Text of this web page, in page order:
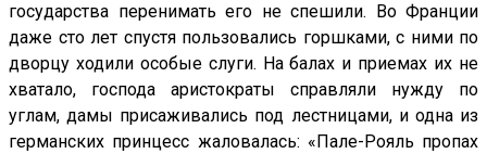
государства перенимать его не спешили. Во Франции
даже сто лет спустя пользовались горшками, с ними по
дворцу ходили особые слуги. На балах и приемах их не
хватало, господа аристократы справляли нужду по
углам, дамы присаживались под лестницами, и одна из
германских принцесс жаловалась: «Пале-Рояль пропах